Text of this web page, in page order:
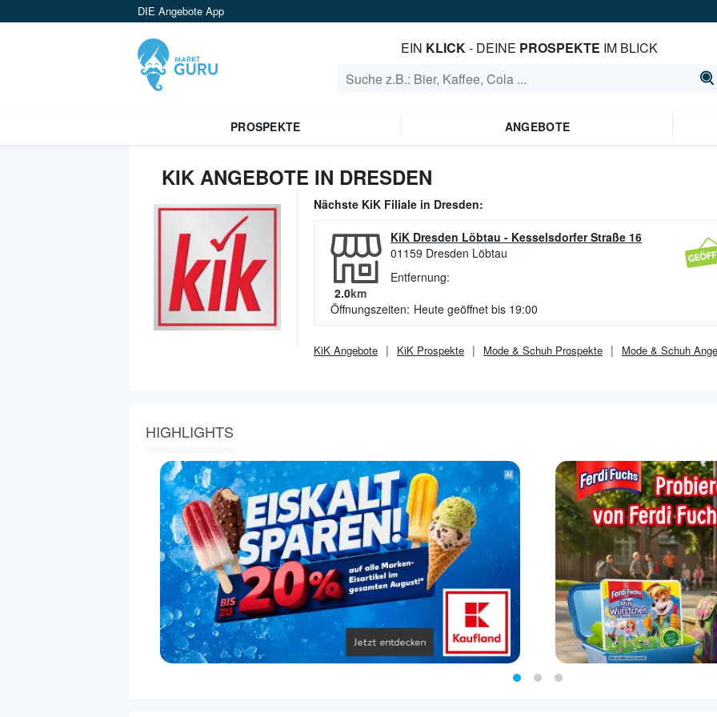
DIE Angebote App
EIN KLICK- DEINE PROSPEKTE IM BLICK
PROSPEKTE ANGEBOTE
KIK ANGEBOTE IN DRESDEN
Nächste KiK Filiale in Dresden:
KiK Dresden Löbtau - Kesselsdorfer Straße 16
01159 Dresden Löbtau
Entfernung:
2.0km
Öffnungszeiten: Heute geöffnet bis 19:00
KiK Angebote KiK Prospekte Mode & Schuh Prospekte Mode & Schuh
HIGHLIGHTS